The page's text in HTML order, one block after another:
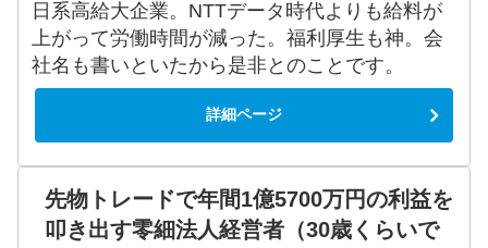
日系高給大企業。NTTデータ時代よりも給料が
上がって労働時間が減った。福利厚生も神。会
社名も書いといたから是非とのことです。
詳細ページ
先物トレードで年間1億5700万円の利益を
叩き出す零細法人経営者（30歳くらいで